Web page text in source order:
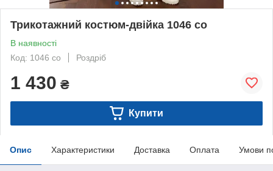
Трикотажний костюм-двійка 1046 со
В наявності
Код: 1046 со
Роздріб
1 430 ₴
Купити
Опис Характеристики Доставка Оплата Умови